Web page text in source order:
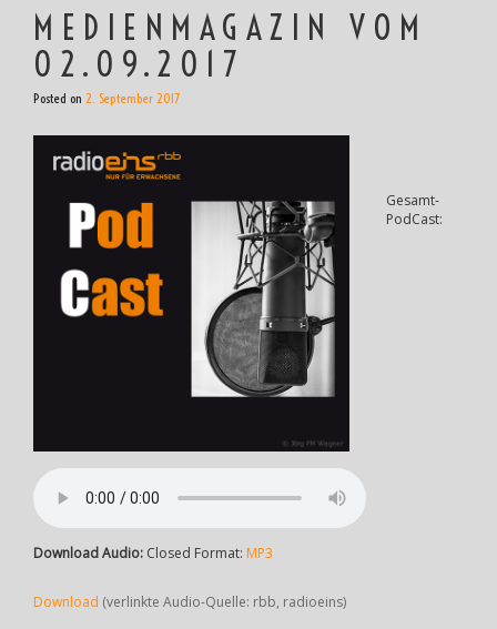
MEDIENMAGAZIN VOM
02.09.2017
Posted on 2. September 2017
Gesamt-
PodCast:
Download Audio: Closed Format: MP3
Download (verlinkte Audio-Quelle: rbb, radioeins)